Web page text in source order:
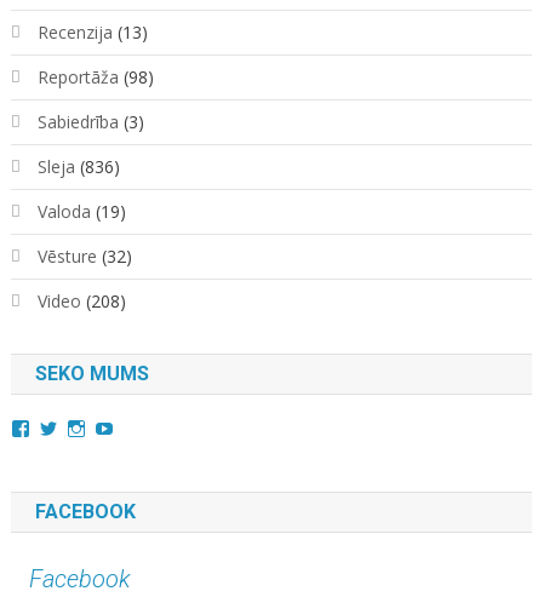
Recenzija (13)
Reportāža (98)
Sabiedrība (3)
Sleja (836)
Valoda (19)
Vēsture (32)
Video (208)
SEKO MUMS
View
Facebook
View
Twitter
View
Instagram
YouTube
FACEBOOK
Facebook